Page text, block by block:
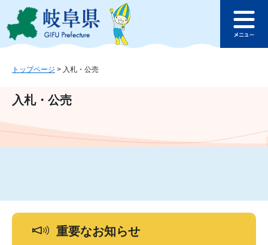
ジ
ュ
文
このページの本文へ
ュ
トップページ > 入札・公売
入札・公売
重要なお知らせ